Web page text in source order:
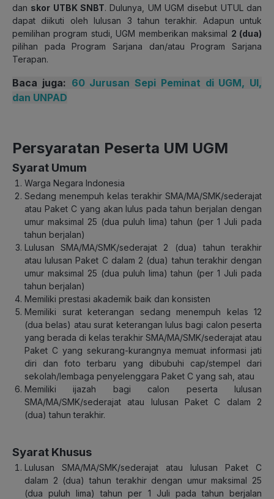
dan skor UTBK SNBT. Dulunya, UM UGM disebut UTUL dan
dapat diikuti oleh lulusan 3 tahun terakhir. Adapun untuk
pemilihan program studi, UGM memberikan maksimal 2 (dua)
pilihan pada Program Sarjana dan/atau Program Sarjana
Terapan.
Baca juga: 60 Jurusan Sepi Peminat di UGM, UI,
dan UNPAD
Persyaratan Peserta UM UGM
Syarat Umum
Warga Negara Indonesia
Sedang menempuh kelas terakhir SMA/MA/SMK/sederajat
atau Paket C yang akan lulus pada tahun berjalan dengan
umur maksimal 25 (dua puluh lima) tahun (per 1 Juli pada
tahun berjalan)
Lulusan SMA/MA/SMK/sederajat 2 (dua) tahun terakhir
atau lulusan Paket C dalam 2 (dua) tahun terakhir dengan
umur maksimal 25 (dua puluh lima) tahun (per 1 Juli pada
tahun berjalan)
Memiliki prestasi akademik baik dan konsisten
Memiliki surat keterangan sedang menempuh kelas 12
(dua belas) atau surat keterangan lulus bagi calon peserta
yang berada di kelas terakhir SMA/MA/SMK/sederajat atau
Paket C yang sekurang-kurangnya memuat informasi jati
diri dan foto terbaru yang dibubuhi cap/stempel dari
sekolah/lembaga penyelenggara Paket C yang sah, atau
Memiliki ijazah bagi calon peserta lulusan
SMA/MA/SMK/sederajat atau lulusan Paket C dalam 2
(dua) tahun terakhir.
Syarat Khusus
Lulusan SMA/MA/SMK/sederajat atau lulusan Paket C
dalam 2 (dua) tahun terakhir dengan umur maksimal 25
(dua puluh lima) tahun per 1 Juli pada tahun berjalan